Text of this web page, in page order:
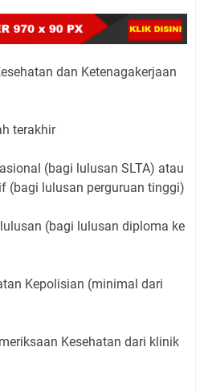
dan Ketenagakerjaan
terakhir
(bagi lulusan SLTA) atau
(bagi lulusan perguruan tinggi)
(bagi lulusan diploma ke
Kepolisian (minimal dari
Kesehatan dari klinik